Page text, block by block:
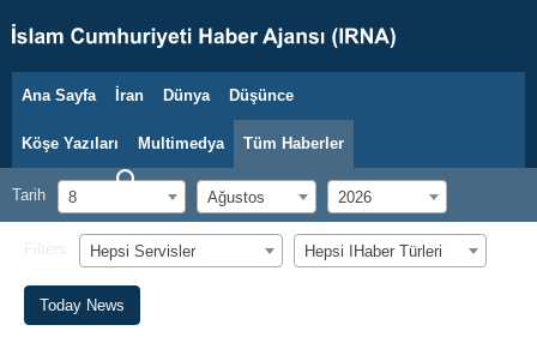
8 Ağustos 2026
Ana Sayfa İran Dünya Düşünce
Köşe Yazıları Multimedya Tüm Haberler
Tarih 8 Ağustos 2026
Hepsi Servisler Hepsi اHaber Türleri
Today News